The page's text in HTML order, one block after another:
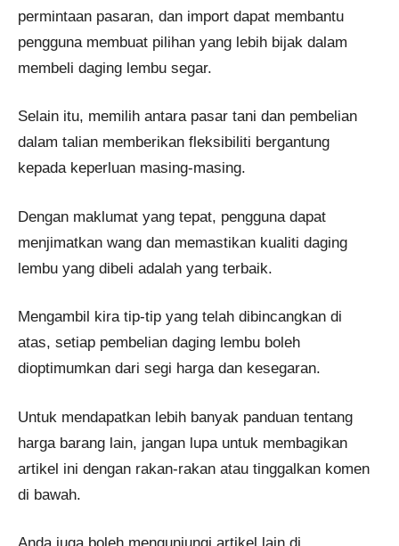
permintaan pasaran, dan import dapat membantu
pengguna membuat pilihan yang lebih bijak dalam
membeli daging lembu segar.
Selain itu, memilih antara pasar tani dan pembelian
dalam talian memberikan fleksibiliti bergantung
kepada keperluan masing-masing.
Dengan maklumat yang tepat, pengguna dapat
menjimatkan wang dan memastikan kualiti daging
lembu yang dibeli adalah yang terbaik.
Mengambil kira tip-tip yang telah dibincangkan di
atas, setiap pembelian daging lembu boleh
dioptimumkan dari segi harga dan kesegaran.
Untuk mendapatkan lebih banyak panduan tentang
harga barang lain, jangan lupa untuk membagikan
artikel ini dengan rakan-rakan atau tinggalkan komen
di bawah.